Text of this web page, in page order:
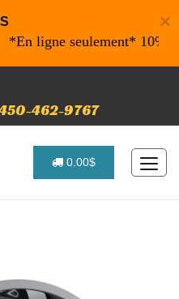
×
ligne seulement* 10% de
462-9767
0.00$